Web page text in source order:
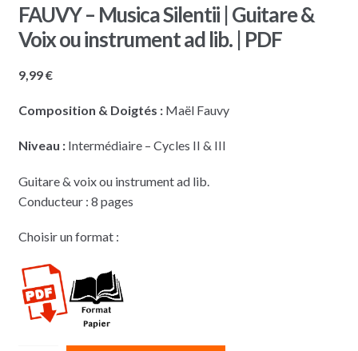
FAUVY – Musica Silentii | Guitare &
Voix ou instrument ad lib. | PDF
9,99€
Composition & Doigtés :Maël Fauvy
Niveau :Intermédiaire – Cycles II & III
Guitare & voix ou instrument ad lib.
Conducteur : 8 pages
Choisir un format :